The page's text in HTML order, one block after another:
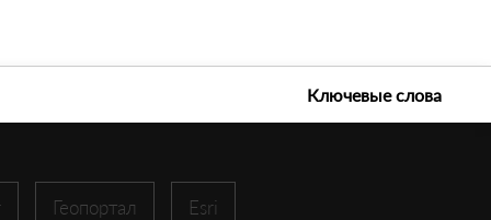
Ключевые слова
Геопортал Esri